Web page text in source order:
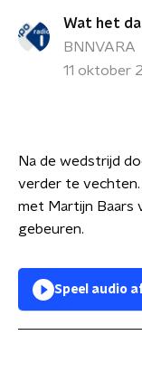
Wat het
BNNVARA
11 oktober
Na de wedstrijd
verder te vechten.
met Martijn Baars
gebeuren.
Speel audio